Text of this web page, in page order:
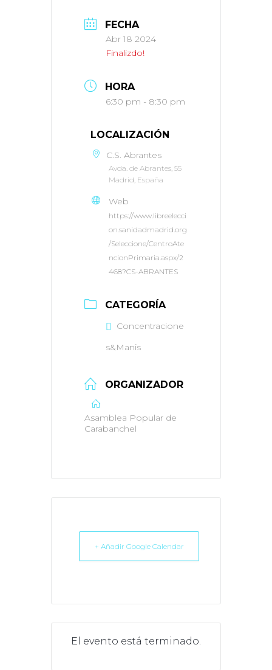
FECHA
Abr 18 2024
Finalizdo!
HORA
6:30 pm - 8:30 pm
LOCALIZACIÓN
C.S. Abrantes
Avda. de Abrantes, 55
Madrid, España
Web
https://www.libreelecci
on.sanidadmadrid.org
/Seleccione/CentroAte
ncionPrimaria.aspx/2
468?CS-ABRANTES
CATEGORÍA
Concentracione
s&Manis
ORGANIZADOR
Asamblea Popular de
Carabanchel
+ Añadir Google Calendar
El evento está terminado.